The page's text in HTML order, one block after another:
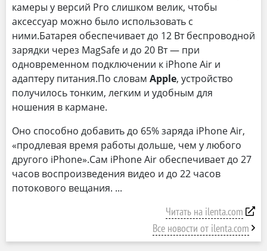
камеры у версий Pro слишком велик, чтобы
аксессуар можно было использовать с
ними.Батарея обеспечивает до 12 Вт беспроводной
зарядки через MagSafe и до 20 Вт — при
одновременном подключении к iPhone Air и
адаптеру питания.По словам Apple, устройство
получилось тонким, легким и удобным для
ношения в кармане.
Оно способно добавить до 65% заряда iPhone Air,
«продлевая время работы дольше, чем у любого
другого iPhone».Сам iPhone Air обеспечивает до 27
часов воспроизведения видео и до 22 часов
потокового вещания.
Читать на ilenta.com
Все новости от ilenta.com